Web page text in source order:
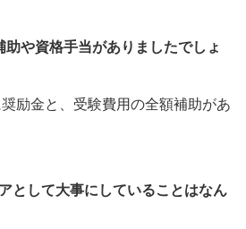
や資格手当がありましたでしょ
励金と、受験費用の全額補助があ
として大事にしていることはなん